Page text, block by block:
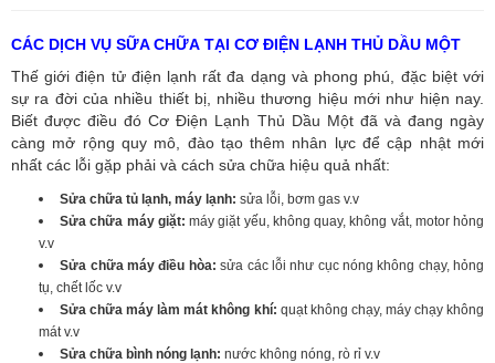
CÁC DỊCH VỤ SỮA CHỮA TẠI CƠ ĐIỆN LẠNH THỦ DẦU MỘT
Thế giới điện tử điện lạnh rất đa dạng và phong phú, đặc biệt với
sự ra đời của nhiều thiết bị, nhiều thương hiệu mới như hiện nay.
Biết được điều đó Cơ Điện Lạnh Thủ Dầu Một đã và đang ngày
càng mở rộng quy mô, đào tạo thêm nhân lực để cập nhật mới
nhất các lỗi gặp phải và cách sửa chữa hiệu quả nhất:
Sửa chữa tủ lạnh, máy lạnh: sửa lỗi, bơm gas v.v
Sửa chữa máy giặt:máy giặt yếu, không quay, không vắt, motor hỏng
v.v
Sửa chữa máy điều hòa: sửa các lỗi như cục nóng không chạy, hỏng
tụ, chết lốc v.v
Sửa chữa máy làm mát không khí: quạt không chạy, máy chạy không
mát v.v
Sửa chữa bình nóng lạnh: nước không nóng, rò rỉ v.v